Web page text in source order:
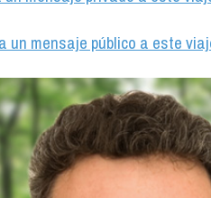
un mensaje público a este